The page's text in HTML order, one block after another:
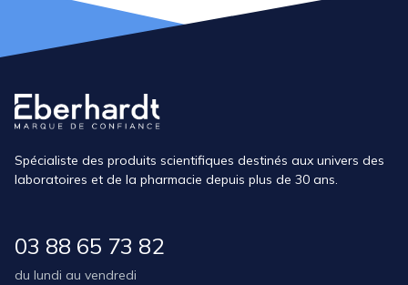
Spécialiste des produits scientifiques destinés aux univers des
laboratoires et de la pharmacie depuis plus de 30 ans.
03 88 65 73 82
du lundi au vendredi